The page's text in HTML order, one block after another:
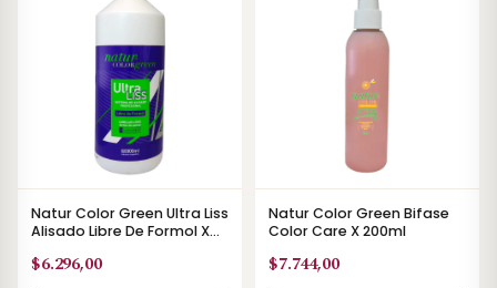
Natur Color Green Ultra Liss
Alisado Libre De Formol X
$6.296,00
Natur Color Green Bifase
Color Care X 200ml
$7.744,00